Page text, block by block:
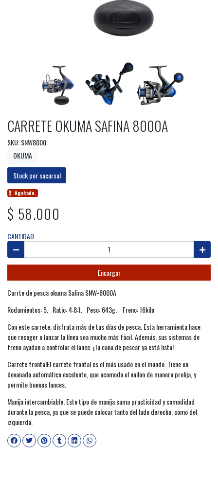
CARRETE OKUMA SAFINA 8000A
SKU: SNW8000
OKUMA
Stock por sucursal
Agotado.
$ 58.000
CANTIDAD
Encargar
Carrte de pesca okuma Safina SNW-8000A
Rodamientos: 5. Ratio: 4:8:1. Peso: 643g. Freno: 16kilo
Con este carrete, disfruta más de tus días de pesca. Esta herramienta hace
que recoger o lanzar la línea sea mucho más fácil. Además, sus sistemas de
freno ayudan a controlar el lance. ¡Tu caña de pescar ya está lista!
Carrete frontalEl carrete frontal es el más usado en el mundo. Tiene un
devanado automático excelente, que acomoda el nailon de manera prolija, y
permite buenos lances.
Manija intercambiable, Este tipo de manija suma practicidad y comodidad
durante la pesca, ya que se puede colocar tanto del lado derecho, como del
izquierda.